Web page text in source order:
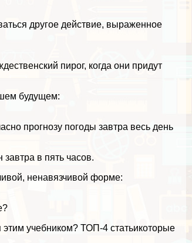
другое действие, выраженное
пирог, когда они придут
будущем:
прогнозу погоды завтра весь день
в пять часов.
ненавязчивой форме:
этим учебником?ТОП-4 статьикоторые